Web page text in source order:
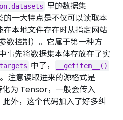
里的数据集
一大特点是不仅可以读取本
在本地文件存在时从指定网站
数控制）。它属于第一种方
事先将数据集本体存放在了实
中了， __getitem__()
注意读取进来的源格式是
化为 Tensor，一般会传入
此外，这个代码加入了好多纠